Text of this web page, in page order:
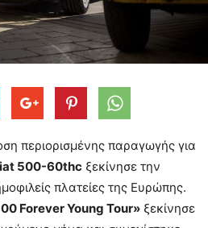
περιορισμένης παραγωγής για
500-60thc ξεκίνησε την
πλατείες της Ευρώπης.
Forever Young Tour» ξεκίνησε